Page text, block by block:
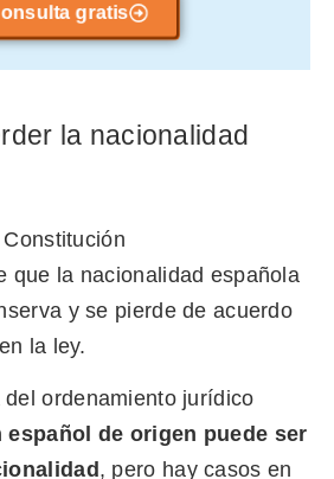
gratis
la nacionalidad
que la nacionalidad española
y se pierde de acuerdo
la ley.
ordenamiento jurídico
español de origen puede ser
, pero hay casos en